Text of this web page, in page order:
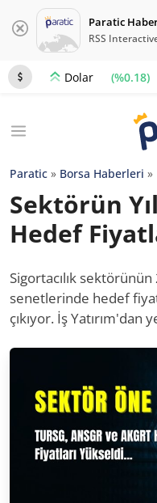
Paratic
RSS
Dolar (%0.18)
Paratic » Borsa Haberleri »
Sektörün
Hedef
Sigortacılık sektörünün
senetlerinde hedef
çıkıyor. İş